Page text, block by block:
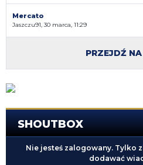
Mercato
Jaszczu91, 30 marca, 11:29
PRZEJDŹ
SHOUTBOX
Nie jesteś zalogowany. Tylko
dodawać